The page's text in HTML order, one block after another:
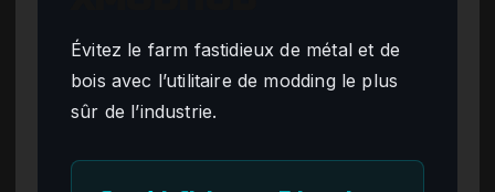
Évitez le farm fastidieux de métal et de
bois avec l’utilitaire de modding le plus
sûr de l’industrie.